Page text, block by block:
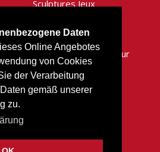
Daten
Online Angebotes
von Cookies
der Verarbeitung
gemäß unserer
zu.
Sculptures Jeux
Shogazi
Signet
SiRA Moebelmanufaktur
Stilnovo
System 180
Tojo
Tunto